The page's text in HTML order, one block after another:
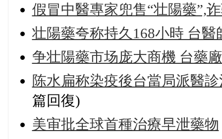
假冒中醫專家兜售“壮陽藥”,
壮陽藥夸称持久168小時 台醫
争壮陽藥市场庞大商機 台藥
陈水扁称染疫後台當局派醫
篇回復)
美审批全球首種治療早泄藥物